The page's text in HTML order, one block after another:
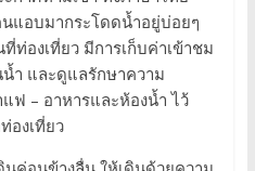
แอบมากระโดดน้ำอยู่บ่อยๆ
ท่องเที่ยว มีการเก็บค่าเข้าชม
น้ำ และดูแลรักษาความ
ฟ – อาหารและห้องน้ำ ไว้
องเที่ยว